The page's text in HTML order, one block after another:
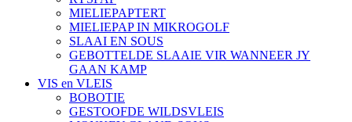
MIELIEPAPTERT
MIELIEPAP IN MIKROGOLF
SLAAI EN SOUS
GEBOTTELDE SLAAIE VIR WANNEER JY
GAAN KAMP
VIS en VLEIS
BOBOTIE
GESTOOFDE WILDSVLEIS